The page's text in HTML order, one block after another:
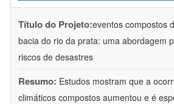
Título do Projeto:eventos compostos
bacia do rio da prata: uma abordagem
riscos de desastres
Resumo: Estudos mostram que a
climáticos compostos aumentou e é